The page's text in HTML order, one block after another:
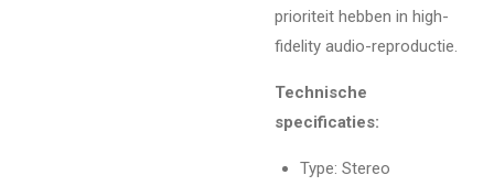
prioriteit hebben in high-
fidelity audio-reproductie.
Technische
specificaties:
Type: Stereo